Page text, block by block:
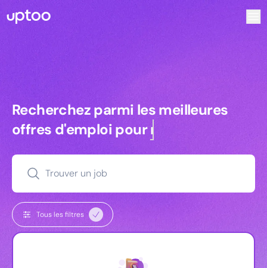
Recherchez parmi les meilleures
Recherchez parmi les meilleures
offres d'emploi pourmanagers
Trouver un job
Tous les filtres